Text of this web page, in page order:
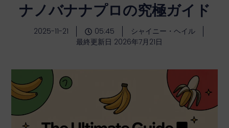
ナノバナナプロの究極ガイド
2025-11-21 05:45
シャイニー・ヘイル
最終更新日 2026年7月21日